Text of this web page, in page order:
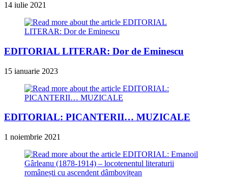
14 iulie 2021
EDITORIAL LITERAR: Dor de Eminescu
15 ianuarie 2023
EDITORIAL: PICANTERII… MUZICALE
1 noiembrie 2021